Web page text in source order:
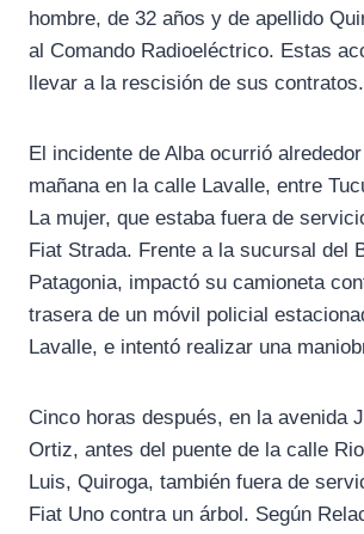
hombre, de 32 años y de apellido
al Comando Radioeléctrico. Estas
llevar a la rescisión de sus contratos.
El incidente de Alba ocurrió
mañana en la calle Lavalle, entre
La mujer, que estaba fuera de
Fiat Strada. Frente a la sucursal del
Patagonia, impactó su camioneta
trasera de un móvil policial
Lavalle, e intentó realizar una
Cinco horas después, en la avenida
Ortiz, antes del puente de la calle
Luis, Quiroga, también fuera de
Fiat Uno contra un árbol. Según